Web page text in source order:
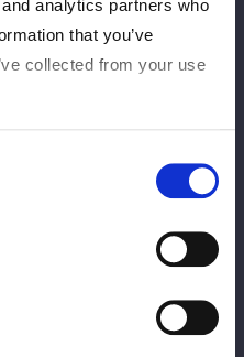
analytics partners who
that you’ve
collected from your use